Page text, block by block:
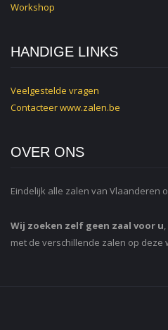
Workshop
HANDIGE LINKS
Veelgestelde vragen
Contacteerwww.zalen.be
OVER ONS
Eindelijk alle zalen van Vlaanderen
Wij zoeken zelf geen zaal voor u
met de verschillende zalen op deze